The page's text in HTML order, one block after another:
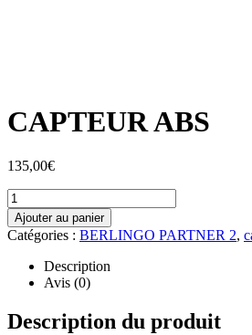
CAPTEUR ABS
135,00€
Ajouter au panier
Catégories : BERLINGO PARTNER 2,
Description
Avis (0)
Description du produit